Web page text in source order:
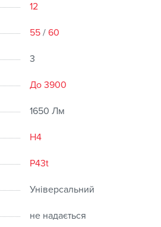
12
55 / 60
3
До 3900
1650 Лм
H4
P43t
Універсальний
не надається